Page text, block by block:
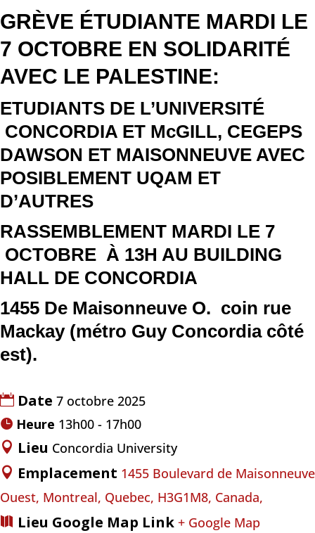
GRÈVE ÉTUDIANTE MARDI LE
7 OCTOBRE EN SOLIDARITÉ
AVEC LE PALESTINE:
ETUDIANTS DE L’UNIVERSITÉ
CONCORDIA ET McGILL, CEGEPS
DAWSON ET MAISONNEUVE AVEC
POSIBLEMENT UQAM ET
D’AUTRES
RASSEMBLEMENT MARDI LE 7
OCTOBRE À 13H AU BUILDING
HALL DE CONCORDIA
1455 De Maisonneuve O. coin rue
Mackay (métro Guy Concordia côté
est).
Date 7 octobre 2025
Heure 13h00 - 17h00
Lieu Concordia University
Emplacement 1455 Boulevard de Maisonneuve
Ouest, Montreal, Quebec, H3G1M8, Canada,
Lieu Google Map Link + Google Map